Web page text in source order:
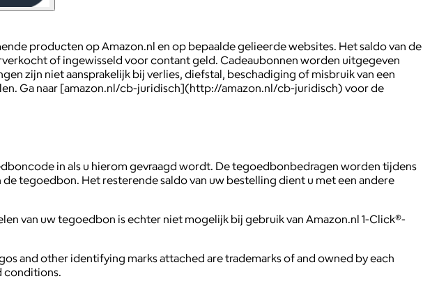
producten op Amazon.nl en op bepaalde gelieerde websites. Het saldo van de
of ingewisseld voor contant geld. Cadeaubonnen worden uitgegeven
zijn niet aansprakelijk bij verlies, diefstal, beschadiging of misbruik van een
Ga naar [amazon.nl/cb-juridisch](http://amazon.nl/cb-juridisch) voor de
in als u hierom gevraagd wordt. De tegoedbonbedragen worden tijdens
tegoedbon. Het resterende saldo van uw bestelling dient u met een andere
van uw tegoedbon is echter niet mogelijk bij gebruik van Amazon.nl 1-Click®-
and other identifying marks attached are trademarks of and owned by each
conditions.